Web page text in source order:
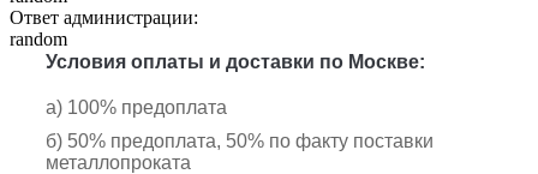
Ответ администрации:
random
Условия оплаты и доставки по Москве:
а) 100% предоплата
б) 50% предоплата, 50% по факту поставки
металлопроката